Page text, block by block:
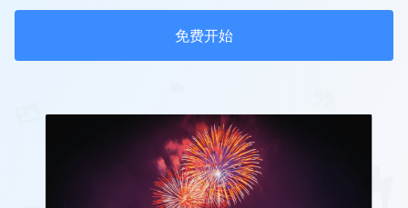
免费开始